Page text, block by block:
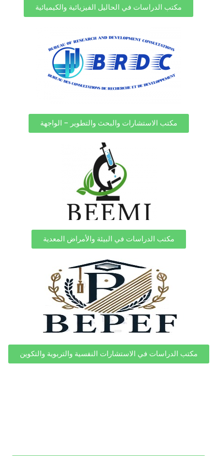
مكتب الدراسات في الحاليل الفيزيائية والكيميائية
مكتب الاستشارات والبحث والتطوير – الواجهة
مكتب الدراسات في البيئة والأمراض المعدية
مكتب الدراسات في الاستشارات النفسية والتربوية والتكوين